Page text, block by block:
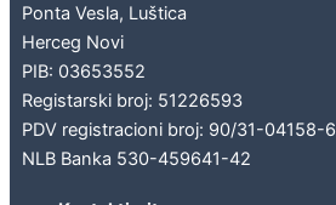
Ponta Vesla, Luštica
Herceg Novi
PIB: 03653552
Registarski broj: 51226593
PDV registracioni broj: 90/31-04158-6
NLB Banka 530-459641-42